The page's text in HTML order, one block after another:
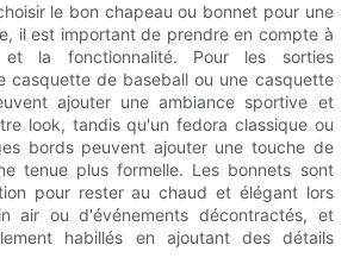
le bon chapeau ou bonnet pour une
il est important de prendre en compte à
la fonctionnalité. Pour les sorties
casquette de baseball ou une casquette
ajouter une ambiance sportive et
look, tandis qu'un fedora classique ou
bords peuvent ajouter une touche de
tenue plus formelle. Les bonnets sont
pour rester au chaud et élégant lors
air ou d'événements décontractés, et
habillés en ajoutant des détails